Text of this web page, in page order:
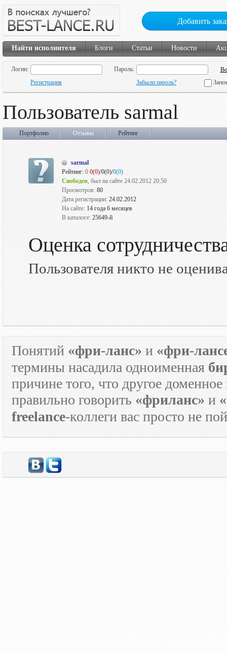
Добавить
Найти исполнителя Блоги Статьи Новости
Логин:
Пароль:
Регистрация
Забыли пароль?
Пользователь sarmal
Портфолио Отзывы Рейтинг
sarmal
Рейтинг: 0 0(0)/0(0)/0(0)
Свободен, был на сайте 24.02.2012 20:50
Просмотров: 80
Дата регистрации: 24.02.2012
На сайте: 14 года 6 месяцев
В каталоге: 25649-й
Оценка
Пользователя никто не
Понятий «фри-ланс» и «фри-
термины насадила одноименная
причине того, что другое
правильно говорить «фриланс» и
freelance-коллеги вас просто не